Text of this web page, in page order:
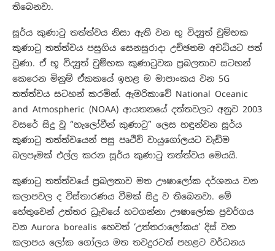
තිබෙනවා.
සූර්ය කුණාටු තත්ත්වය නිසා ඇති වන භූ විද්‍යුත් චුම්භක
කුණාටු තත්ත්වය පසුගිය සෙනසුරාදා උච්ඡතම අවධියට පත්
වුණා. ඒ භූ විද්‍යුත් චුම්භක කුණාටුවක ප්‍රබලතාව සටහන්
කෙරෙන මිනුම් ඒකකයේ ඉහළ ම මාපාංකය වන 5G
තත්ත්වය සටහන් කරමින්. ඇමරිකාවේ National Oceanic
and Atmospheric (NOAA) ආයතනයේ දත්තවලට අනුව 2003
වසරේ සිදු වූ “හැලෝවීන් කුණාටු” ලෙස හඳුන්වන සූර්ය
කුණාටු තත්ත්වයෙන් පසු පෘථිවි වායුගෝලයට වැඩිම
බලපෑමක් එල්ල කරන සූර්ය කුණාටු තත්ත්වය මෙයයි.
කුණාටු තත්ත්වයේ ප්‍රබලතාව මත ඌෂාලෝක දර්ශනය වන
කලාපවල ද විස්තාරණය වීමක් සිදු ව තිබෙනවා. මේ
හේතුවෙන් උත්තර ධ්‍රැවයේ හටගන්නා ඌෂාලෝක ප්‍රවර්ගය
වන Aurora borealis හෙවත් ‘උත්තරාලෝකය’ දිස් වන
කලාපය ලෝක ගෝලය මත තවදුරටත් පහළට වර්ධනය